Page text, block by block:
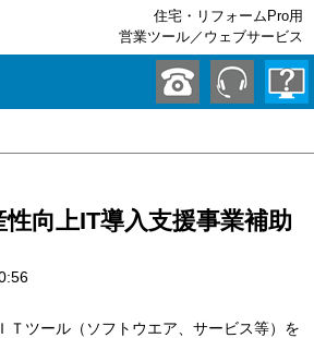
住宅・リフォームPro用
営業ツール／ウェブサービス
向上IT導入支援事業補助
ＩＴツール（ソフトウエア、サービス等）を